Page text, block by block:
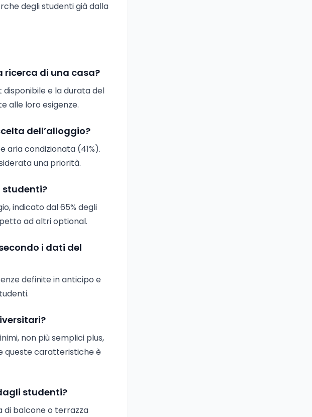
degli studenti già dalla
ricerca di una casa?
disponibile e la durata del
alle loro esigenze.
dell’alloggio?
aria condizionata (41%).
una priorità.
studenti?
indicato dal 65% degli
ad altri optional.
i dati del
definite in anticipo e
non più semplici plus,
queste caratteristiche è
studenti?
di balcone o terrazza